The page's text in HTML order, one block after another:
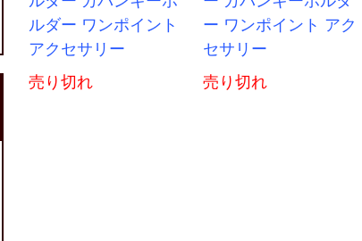
ルダー ワンポイント
アクセサリー
売り切れ
ー ワンポイント アク
セサリー
売り切れ